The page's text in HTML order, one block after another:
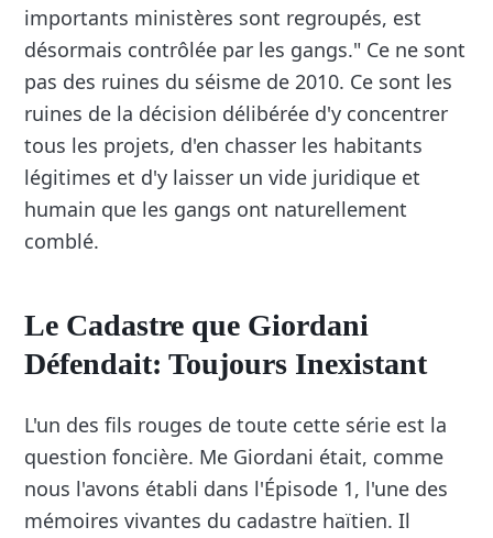
importants ministères sont regroupés, est
désormais contrôlée par les gangs." Ce ne sont
pas des ruines du séisme de 2010. Ce sont les
ruines de la décision délibérée d'y concentrer
tous les projets, d'en chasser les habitants
légitimes et d'y laisser un vide juridique et
humain que les gangs ont naturellement
comblé.
Le Cadastre que Giordani
Défendait: Toujours Inexistant
L'un des fils rouges de toute cette série est la
question foncière. Me Giordani était, comme
nous l'avons établi dans l'Épisode 1, l'une des
mémoires vivantes du cadastre haïtien. Il